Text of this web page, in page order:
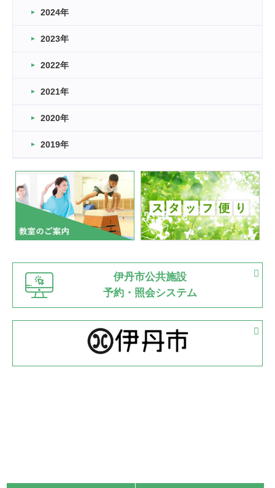
車いすバスケとRくんのお話
卒業・卒園の季節★
2026.03.11
緑ケ丘体育館
2022.11.03
緑ケ丘体育館
いたっぼーる大会☆彡
緑ケ丘体育館
2022.07.03
市内総合体育大会が開始
緑ケ丘体育館 猪名川運動広場
古池運動広場
2022.06.12
県知事杯争奪バレーボール大会が開催
緑ケ丘体育館
2022.05.05
体育協会長杯 バドミントン競技の部
2022.05.22
2024年
2023年
2022年
2021年
2020年
2019年
伊丹市公共施設
予約・照会システム